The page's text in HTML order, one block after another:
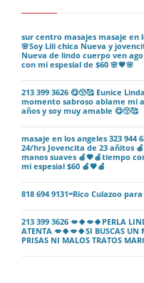
sur centro masajes masaje en
🌸Soy Lili chica Nueva y
Nueva de lindo cuerpo ven
con mi espesial de $60 🌸💗🌸
213 399 3626 😋😚🥰 Eunice
momento sabroso ablame mi
años y soy muy amable 😋😚🥰
masaje en los angeles 323 944
24/hrs Jovencita de 23 añitos
manos suaves 🍎🖤🍎tiempo
mi espesial $60 🍎🖤🍎
818 694 9131=Rico Culazoo
213 399 3626 💋🍀💋🍀PERLA
ATENTA 💋🍀💋🍀SI BUSCAS UN
PRISAS NI MALOS TRATOS